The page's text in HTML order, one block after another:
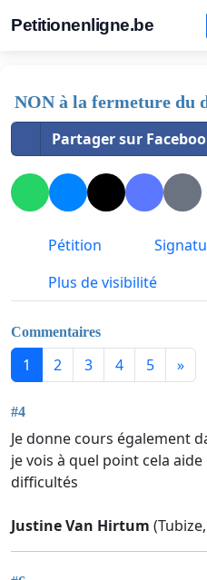
Petitionenligne.be
NON à la fermeture du
Partager sur
Pétition
Plus de visibilité
Commentaires
1 2 3 4 5 »
#4
Je donne cours également
je vois à quel point cela
difficultés
Justine Van Hirtum